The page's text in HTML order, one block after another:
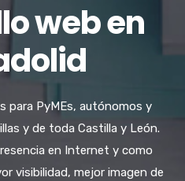
web en
para PyMEs, autónomos y
y de toda Castilla y León.
en Internet y como
visibilidad, mejor imagen de